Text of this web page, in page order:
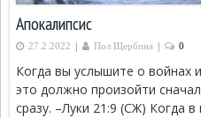
Апокалипсис
27.2.2022 | Пол Щербина | 0
Когда вы услышите о войнах
это должно произойти
сразу. –Луки 21:9 (СЖ) Когда